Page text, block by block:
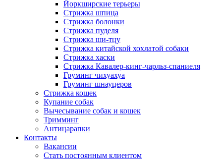
Йоркширские терьеры
Стрижка шпица
Стрижка болонки
Стрижка пуделя
Стрижка ши-тцу
Стрижка китайской хохлатой собаки
Стрижка хаски
Стрижка Кавалер-кинг-чарльз-спаниеля
Груминг чихуахуа
Груминг шнауцеров
Стрижка кошек
Купание собак
Вычесывание собак и кошек
Тримминг
Антицарапки
Контакты
Вакансии
Стать постоянным клиентом